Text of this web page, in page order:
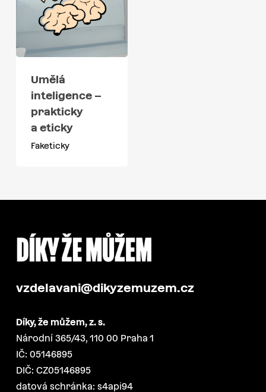
Umělá
inteligence –
prakticky
a eticky
Faketicky
vzdelavani@dikyzemuzem.cz
Díky, že můžem, z. s.
Národní 365/43, 110 00 Praha 1
IČ: 05146895
DIČ: CZ05146895
datová schránka: s4api94